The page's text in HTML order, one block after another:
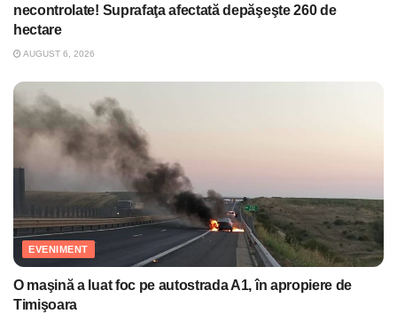
necontrolate! Suprafaţa afectată depăşeşte 260 de
hectare
AUGUST 6, 2026
EVENIMENT
O maşină a luat foc pe autostrada A1, în apropiere de
Timişoara